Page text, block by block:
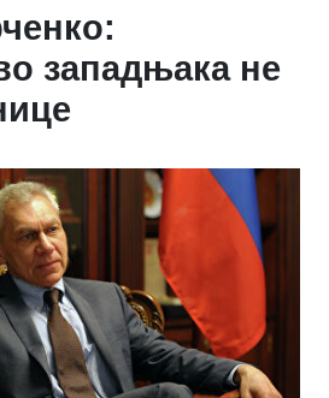
западњака не